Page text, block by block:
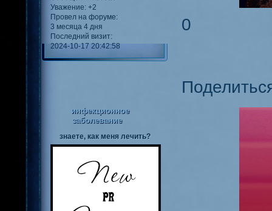
Уважение: +2
Провел на форуме:
3 месяца 4 дня
Последний визит:
2024-10-17 20:42:58
0
инфекционное
заболевание
знаете, как меня лечить?